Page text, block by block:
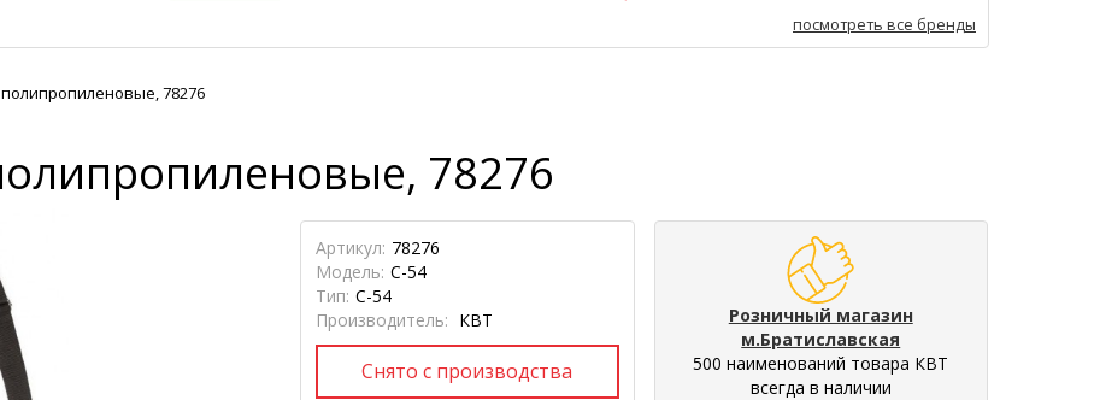
посмотреть все бренды
78276
78276
Артикул: 78276
Модель: С-54
Тип: С-54
Производитель: КВТ
Розничный магазин
м.Братиславская
500 наименований товара КВТ
всегда в наличии